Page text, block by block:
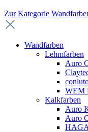
Zur Kategorie
Wandfarben
Lehmfarben
Auro
WEM
Kalkfarben
Auro
Auro